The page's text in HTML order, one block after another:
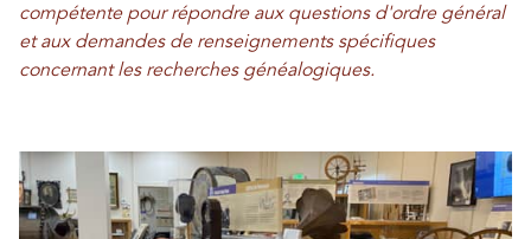
compétente pour répondre aux questions d'ordre général
et aux demandes de renseignements spécifiques
concernant les recherches généalogiques.